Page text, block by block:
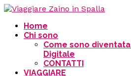
Home
Chi sono
Come sono
Digitale
CONTATTI
VIAGGIARE